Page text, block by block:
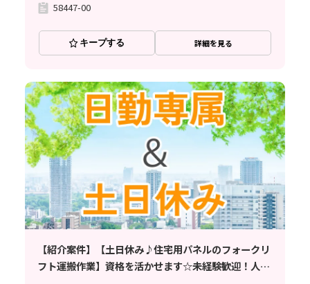
58447-00
キープする 詳細を見る
【紹介案件】【土日休み♪住宅用パネルのフォークリ
フト運搬作業】資格を活かせます☆未経験歓迎！人気